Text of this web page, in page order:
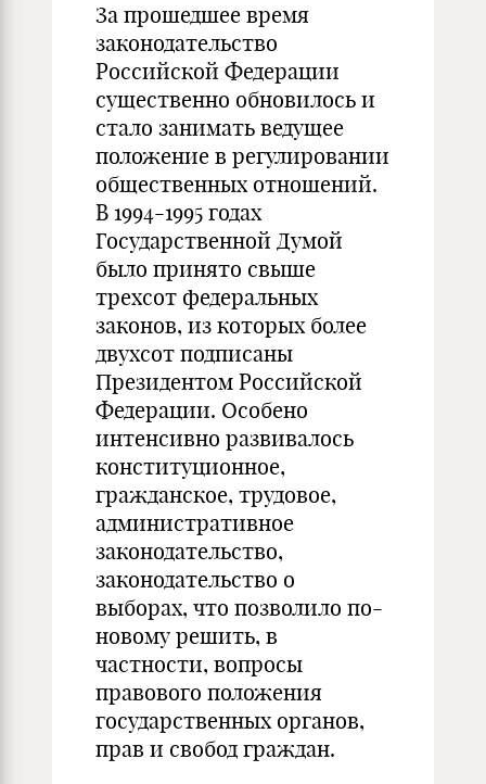
За прошедшее время
законодательство
Российской Федерации
существенно обновилось и
стало занимать ведущее
положение в регулировании
общественных отношений.
В 1994-1995 годах
Государственной Думой
было принято свыше
трехсот федеральных
законов, из которых более
двухсот подписаны
Президентом Российской
Федерации. Особено
интенсивно развивалось
конституционное,
гражданское, трудовое,
административное
законодательство,
законодательство о
выборах, что позволило по-
новому решить, в
частности, вопросы
правового положения
государственных органов,
прав и свобод граждан.